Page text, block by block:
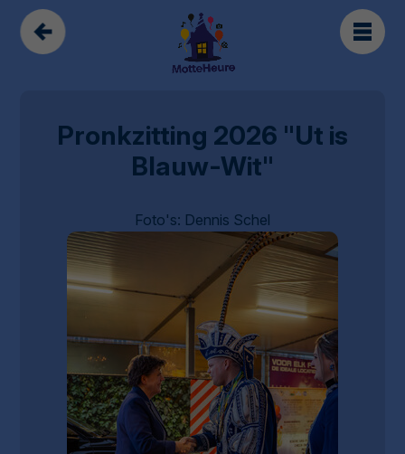
Pronkzitting 2026 "Ut is
Blauw-Wit"
Foto's: Dennis Schel